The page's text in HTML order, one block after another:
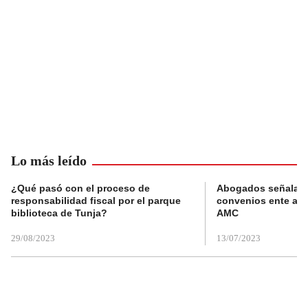
Lo más leído
¿Qué pasó con el proceso de
responsabilidad fiscal por el parque
biblioteca de Tunja?
29/08/2023
Abogados
convenios ente
AMC
13/07/2023